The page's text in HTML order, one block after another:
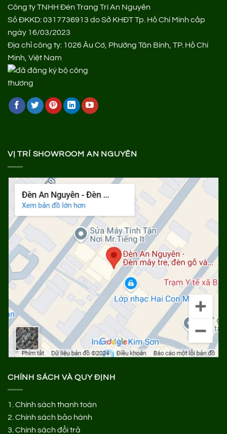
Công ty TNHH Đèn Trang Trí An Nguyên
Số ĐKKD: 0317736913 do Sở KHĐT Tp. Hồ Chí Minh cấp
ngày 16/03/2023
Địa chỉ công ty: 1026 Âu Cơ, Phường Tân Bình, TP. Hồ Chí
Minh, Việt Nam
VỊ TRÍ SHOWROOM AN NGUYÊN
CHÍNH SÁCH VÀ QUY ĐỊNH
1.Chính sách thanh toán
2.Chính sách bảo hành
3.Chính sách đổi trả